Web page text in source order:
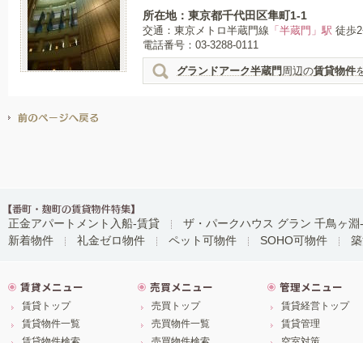
所在地：東京都千代田区隼町1-1
交通：東京メトロ半蔵門線 「半蔵門」駅 徒歩
電話番号：03-3288-0111
グランドアーク半蔵門 周辺の賃貸物件
正金アパートメント入船-賃貸
ザ・パークハウス グラン 千鳥ヶ淵
新着物件
礼金ゼロ物件 ペット可物件 SOHO可物件
賃貸メニュー
賃貸トップ
賃貸物件一覧
売買メニュー
売買トップ
売買物件一覧
管理メニュー
賃貸経営トップ
賃貸管理